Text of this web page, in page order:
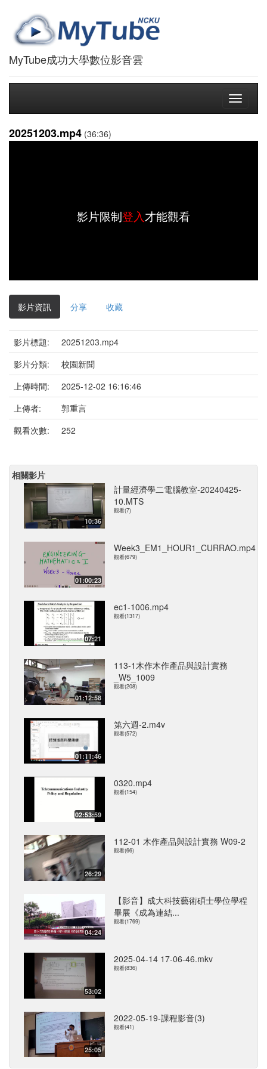
MyTube成功大學數位影音雲
Toggle
20251203.mp4 (36:36)
影片限制登入才能觀看
影片資訊 分享 收藏
影片標題:
20251203.mp4
影片分類:
校園新聞
上傳時間:
2025-12-02 16:16:46
上傳者:
郭重言
觀看次數:
252
相關影片
10:36
計量經濟學二電腦教室-20240425-
10.MTS
觀看(7)
01:00:23
Week3_EM1_HOUR1_CURRAO.mp4
觀看(679)
07:21
ec1-1006.mp4
觀看(1317)
01:12:58
113-1木作木作產品與設計實務
_W5_1009
觀看(208)
01:11:46
第六週-2.m4v
觀看(572)
02:53:59
0320.mp4
觀看(154)
26:29
112-01 木作產品與設計實務 W09-2
觀看(66)
04:24
【影音】成大科技藝術碩士學位學程
畢展《成為連結...
觀看(1769)
53:02
2025-04-14 17-06-46.mkv
觀看(836)
25:05
2022-05-19-課程影音(3)
觀看(41)